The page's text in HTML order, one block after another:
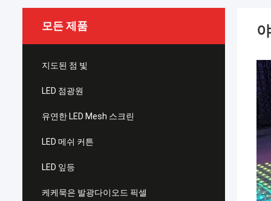
모든 제품
지도된 점 빛
LED 점광원
유연한 LED Mesh 스크린
LED 메쉬 커튼
LED 잎등
케케묵은 발광다이오드 픽셀